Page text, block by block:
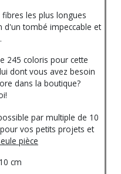
fibres les plus longues
d'un tombé impeccable et
245 coloris pour cette
dont vous avez besoin
dans la boutique?
par multiple de 10
vos petits projets et
pièce
cm